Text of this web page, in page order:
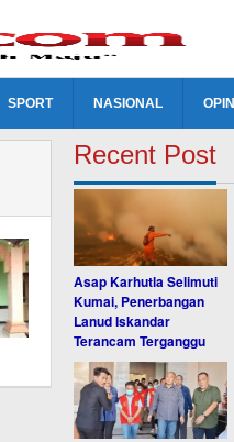
SPORT NASIONAL OPINI
Recent Post
Asap Karhutla Selimuti
Kumai, Penerbangan
Lanud Iskandar
Terancam Terganggu